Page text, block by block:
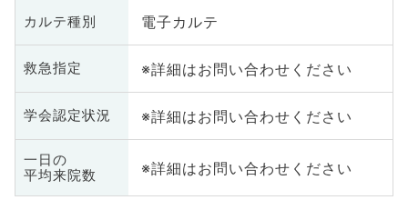
カルテ種別 電子カルテ
救急指定 ※詳細はお問い合わせください
学会認定状況 ※詳細はお問い合わせください
一日の
平均来院数
※詳細はお問い合わせください